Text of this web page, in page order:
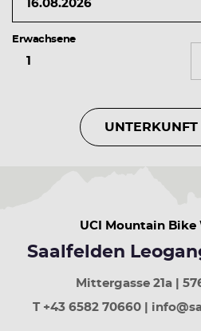
Pfeiltaste
rechts
Nächster
Tag
Tage
Erwachsene
UNTERKUNFT
UCI Mountain Bike
Saalfelden
Mittergasse 21a |
T +43 6582 70660 |